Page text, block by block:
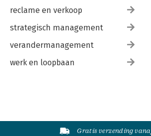
reclame en verkoop
strategisch management
verandermanagement
werk en loopbaan
Gratis verzending